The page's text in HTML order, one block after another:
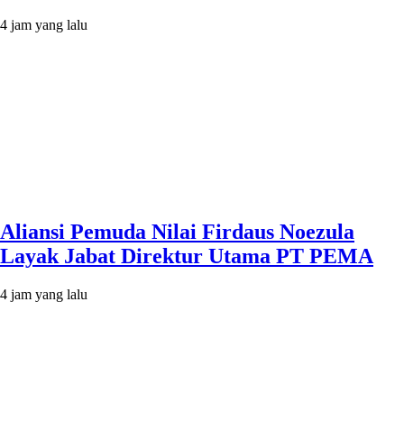
4 jam yang lalu
Aliansi Pemuda Nilai Firdaus Noezula
Layak Jabat Direktur Utama PT PEMA
4 jam yang lalu